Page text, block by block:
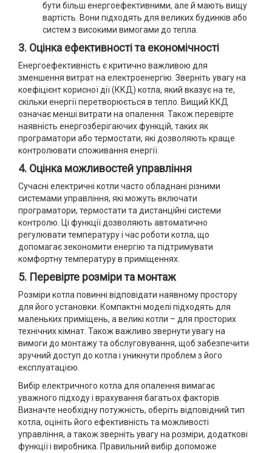
бути більш енергоефективними, але й мають вищу
вартість. Вони підходять для великих будинків або
систем з високими вимогами до тепла.
3. Оцінка ефективності та економічності
Енергоефективність є критично важливою для
зменшення витрат на електроенергію. Зверніть увагу на
коефіцієнт корисної дії (ККД) котла, який вказує на те,
скільки енергії перетворюється в тепло. Вищий ККД
означає менші витрати на опалення. Також перевірте
наявність енергозберігаючих функцій, таких як
програматори або термостати, які дозволяють краще
контролювати споживання енергії.
4. Оцінка можливостей управління
Сучасні електричні котли часто обладнані різними
системами управління, які можуть включати
програматори, термостати та дистанційні системи
контролю. Ці функції дозволяють автоматично
регулювати температуру і час роботи котла, що
допомагає зекономити енергію та підтримувати
комфортну температуру в приміщеннях.
5. Перевірте розміри та монтаж
Розміри котла повинні відповідати наявному простору
для його установки. Компактні моделі підходять для
маленьких приміщень, а великі котли – для просторих
технічних кімнат. Також важливо звернути увагу на
вимоги до монтажу та обслуговування, щоб забезпечити
зручний доступ до котла і уникнути проблем з його
експлуатацією.
Вибір електричного котла для опалення вимагає
уважного підходу і врахування багатьох факторів.
Визначте необхідну потужність, оберіть відповідний тип
котла, оцініть його ефективність та можливості
управління, а також зверніть увагу на розміри, додаткові
функції і виробника. Правильний вибір допоможе